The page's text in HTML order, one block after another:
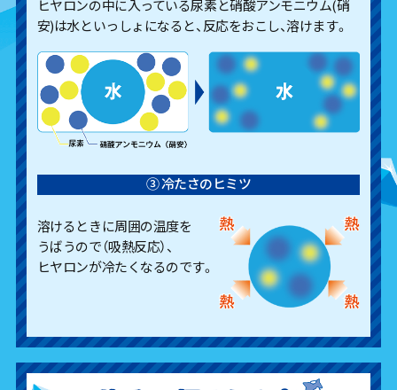
ヒヤロンの中に入っている尿素と硝酸アンモニウム(硝
安)は水といっしょになると、反応をおこし、溶けます。
③ 冷たさのヒミツ
溶けるときに周囲の温度を
うばうので（吸熱反応）、
ヒヤロンが冷たくなるのです。